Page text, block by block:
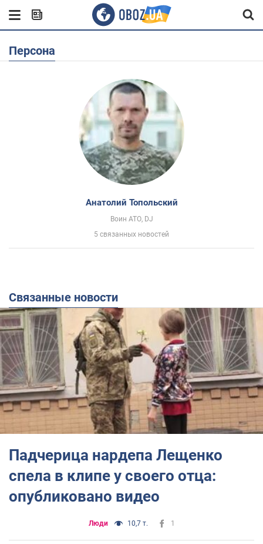
Персона
Анатолий Топольский
Воин АТО, DJ
5 связанных новостей
Связанные новости
Падчерица нардепа Лещенко
спела в клипе у своего отца:
опубликовано видео
Люди 10,7 т. 1